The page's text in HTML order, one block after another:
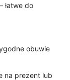
łatwe do
obuwie
na prezent lub